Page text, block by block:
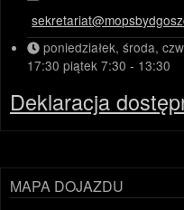
poniedziałek, środa,
17:30 piątek 7:30 - 13:30
Deklaracja
MAPA DOJAZDU